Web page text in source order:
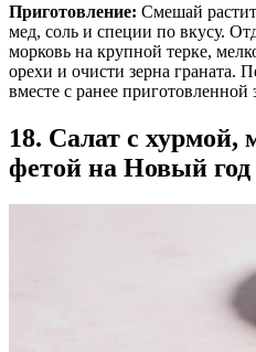
Приготовление: Смешай
мед, соль и специи по вкусу.
морковь на крупной терке,
орехи и очисти зерна граната.
вместе с ранее приготовленной
18. Салат с хурмой,
фетой на Новый год